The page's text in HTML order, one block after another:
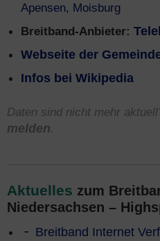
Apensen, Moisburg
Breitband-Anbieter:
Webseite der
Infos bei Wikipedia
Daten sind nicht mehr
melden.
Aktuelles zum
Niedersachsen –
Breitband Internet